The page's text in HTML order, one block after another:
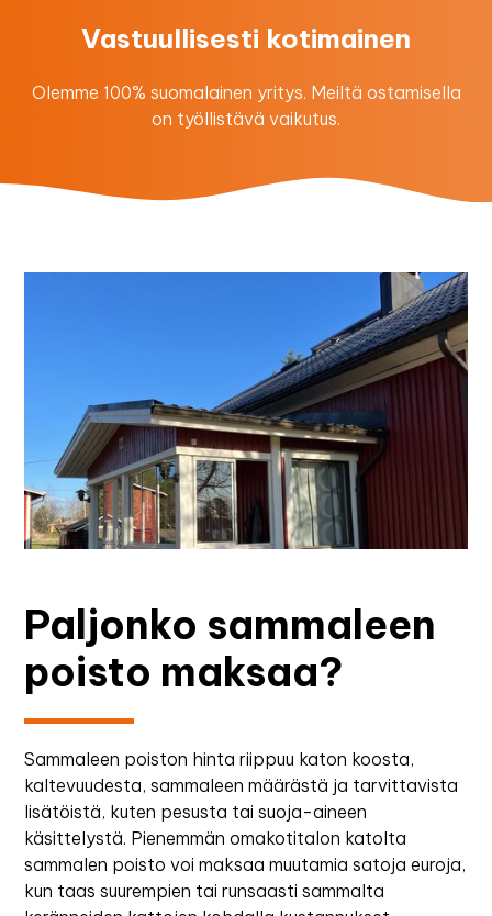
Vastuullisesti kotimainen
Olemme 100% suomalainen yritys. Meiltä ostamisella
on työllistävä vaikutus.
Paljonko sammaleen
poisto maksaa?
Sammaleen poiston hinta riippuu katon koosta,
kaltevuudesta, sammaleen määrästä ja tarvittavista
lisätöistä, kuten pesusta tai suoja-aineen
käsittelystä. Pienemmän omakotitalon katolta
sammalen poisto voi maksaa muutamia satoja euroja,
kun taas suurempien tai runsaasti sammalta